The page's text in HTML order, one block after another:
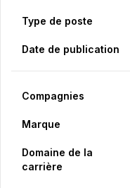
Type de poste
Date de publication
Compagnies
Marque
Domaine de la
carrière